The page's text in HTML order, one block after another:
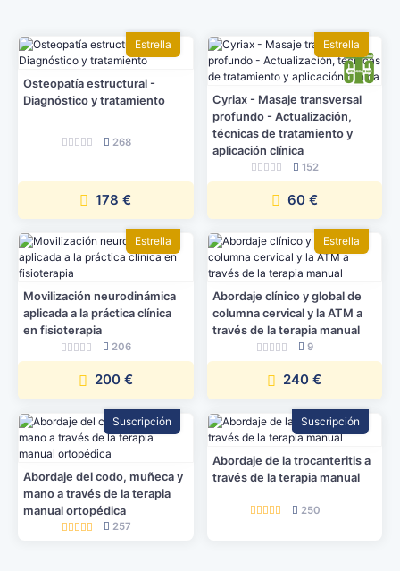
Estrella
Osteopatía estructural -
Diagnóstico y tratamiento
268
178 €
Estrella
Cyriax - Masaje transversal
profundo - Actualización,
técnicas de tratamiento y
aplicación clínica
152
60 €
Estrella
Movilización neurodinámica
aplicada a la práctica clínica
en fisioterapia
206
200 €
Estrella
Abordaje clínico y global de
columna cervical y la ATM a
través de la terapia manual
9
240 €
Suscripción
Abordaje del codo, muñeca y
mano a través de la terapia
manual ortopédica
257
Suscripción
Abordaje de la trocanteritis a
través de la terapia manual
250